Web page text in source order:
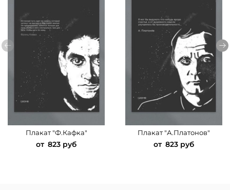
Плакат "Ф.Кафка"
от 823 руб
Плакат "А.Платонов"
от 823 руб